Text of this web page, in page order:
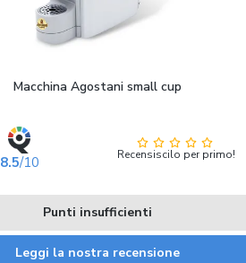
Macchina Agostani small cup
8.5/10 Recensiscilo per primo!
Punti insufficienti
Leggi la nostra recensione